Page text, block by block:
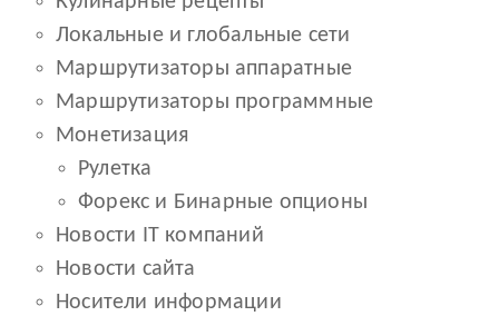
Локальные и глобальные сети
Маршрутизаторы аппаратные
Маршрутизаторы программные
Монетизация
Рулетка
Форекс и Бинарные опционы
Новости IT компаний
Новости сайта
Носители информации